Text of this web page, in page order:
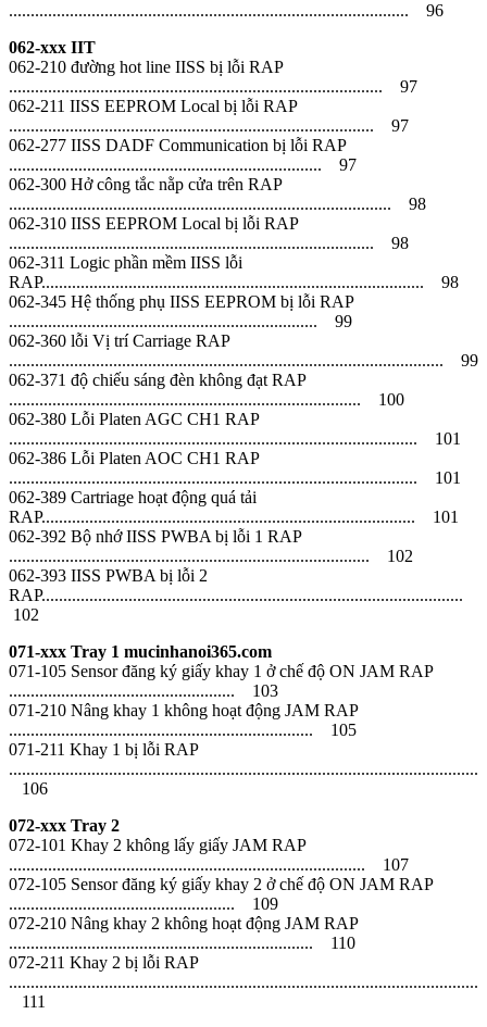
............................................................................................ 96
062-xxx IIT
062-210 đường hot line IISS bị lỗi RAP
...................................................................................... 97
062-211 IISS EEPROM Local bị lỗi RAP
.................................................................................... 97
062-277 IISS DADF Communication bị lỗi RAP
........................................................................ 97
062-300 Hở công tắc nằp cửa trên RAP
........................................................................................ 98
062-310 IISS EEPROM Local bị lỗi RAP
.................................................................................... 98
062-311 Logic phần mềm IISS lỗi
RAP........................................................................................ 98
062-345 Hệ thống phụ IISS EEPROM bị lỗi RAP
....................................................................... 99
062-360 lỗi Vị trí Carriage RAP
.................................................................................................... 99
062-371 độ chiếu sáng đèn không đạt RAP
................................................................................. 100
062-380 Lỗi Platen AGC CH1 RAP
.............................................................................................. 101
062-386 Lỗi Platen AOC CH1 RAP
.............................................................................................. 101
062-389 Cartriage hoạt động quá tải
RAP...................................................................................... 101
062-392 Bộ nhớ IISS PWBA bị lỗi 1 RAP
................................................................................... 102
062-393 IISS PWBA bị lỗi 2
RAP.................................................................................................
102
071-xxx Tray 1 mucinhanoi365.com
071-105 Sensor đăng ký giấy khay 1 ở chế độ ON JAM RAP
.................................................... 103
071-210 Nâng khay 1 không hoạt động JAM RAP
...................................................................... 105
071-211 Khay 1 bị lỗi RAP
............................................................................................................
106
072-xxx Tray 2
072-101 Khay 2 không lấy giấy JAM RAP
.................................................................................. 107
072-105 Sensor đăng ký giấy khay 2 ở chế độ ON JAM RAP
.................................................... 109
072-210 Nâng khay 2 không hoạt động JAM RAP
...................................................................... 110
072-211 Khay 2 bị lỗi RAP
............................................................................................................
111